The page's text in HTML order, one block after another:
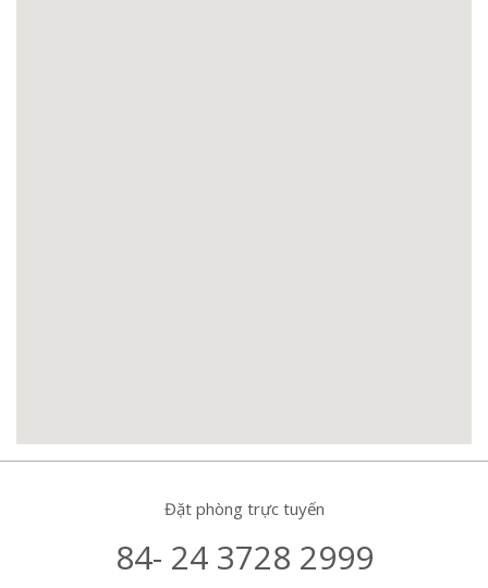
Đặt phòng trực tuyến
84- 24 3728 2999